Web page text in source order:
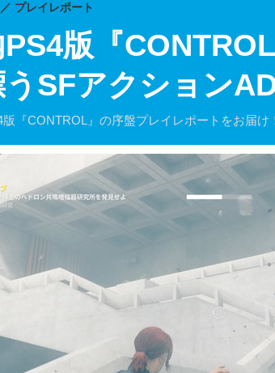
PS4版『
SFアクション
版『CONTROL』の序盤プレイレポートをお届け
プレイレポート